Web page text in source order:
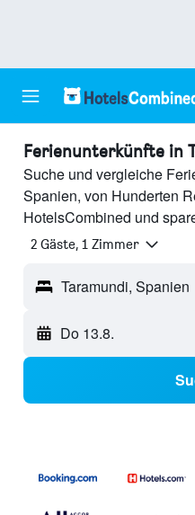
Ferienunterkünfte in
Suche und vergleiche
Spanien, von Hunderten
HotelsCombined und
2 Gäste, 1 Zimmer
Taramundi, Spanien
Do 13.8.